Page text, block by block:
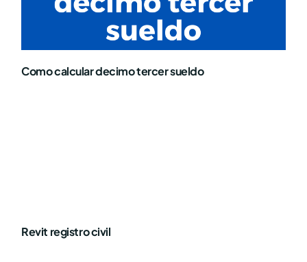
Como calcular decimo tercer sueldo
Revit registro civil